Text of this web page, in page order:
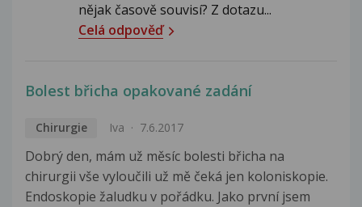
nějak časově souvisí? Z dotazu...
Celá odpověď
Bolest břicha opakované zadání
Chirurgie Iva 7.6.2017
Dobrý den, mám už měsíc bolesti břicha na
chirurgii vše vyloučili už mě čeká jen koloniskopie.
Endoskopie žaludku v pořádku. Jako první jsem